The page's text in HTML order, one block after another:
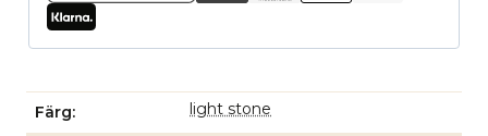
Färg light stone